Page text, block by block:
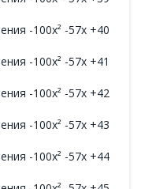
-100x² -57x +40
-100x² -57x +41
-100x² -57x +42
-100x² -57x +43
-100x² -57x +44